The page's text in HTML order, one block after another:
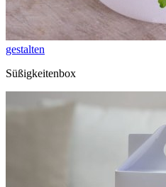
gestalten
Süßigkeitenbox